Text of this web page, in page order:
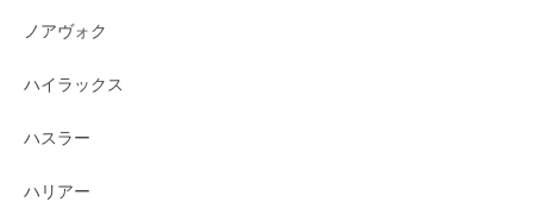
ノアヴォク
ハイラックス
ハスラー
ハリアー